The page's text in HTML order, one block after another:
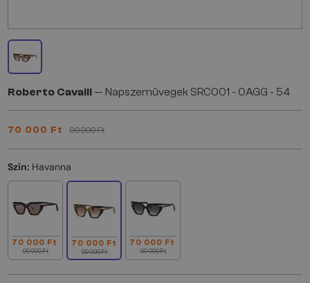
Roberto Cavalli — Napszemüvegek SRC001 - 0AGG - 54
70 000 Ft 90 000 Ft
Szín: Havanna
70 000 Ft
90 000 Ft
70 000 Ft
90 000 Ft
70 000 Ft
90 000 Ft